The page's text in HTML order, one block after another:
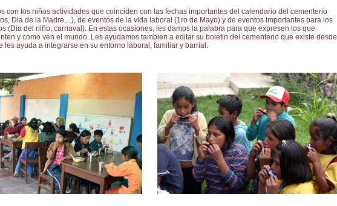
con los niños actividades que coinciden con las fechas importantes del calendario del cementerio
Dia de la Madre,...), de eventos de la vida laboral (1ro de Mayo) y de eventos importantes para los
(Dia del niño, carnaval). En estas ocasiones, les damos la palabra para que expresen los que
y como ven el mundo. Les ayudamos tambien a editar su boletin del cementerio que existe desde
les ayuda a integrarse en su entorno laboral, familiar y barrial.